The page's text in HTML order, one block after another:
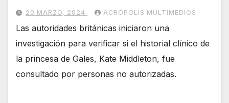
20 MARZO, 2024 ACRÓPOLIS MULTIMEDIOS
Las autoridades británicas iniciaron una
investigación para verificar si el historial clínico de
la princesa de Gales, Kate Middleton, fue
consultado por personas no autorizadas.